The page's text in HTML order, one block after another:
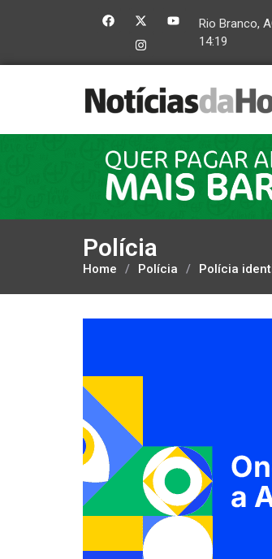
Rio Branco,
14:19
Polícia
Home / Polícia / Polícia